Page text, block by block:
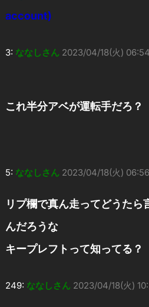
account)
3: ななしさん 2023/04/18(火)
これ半分アベが運転手だろ？
5: ななしさん 2023/04/18(火)
リプ欄で真ん走ってどうたら
んだろうな
キープレフトって知ってる？
249: ななしさん 2023/04/18(火)